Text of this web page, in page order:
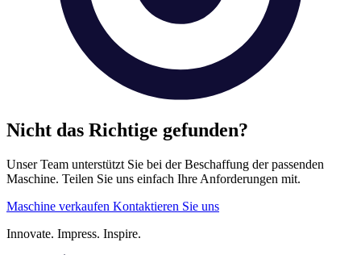
Nicht das Richtige gefunden?
Unser Team unterstützt Sie bei der Beschaffung der passenden
Maschine. Teilen Sie uns einfach Ihre Anforderungen mit.
Maschine verkaufen Kontaktieren Sie uns
Innovate. Impress. Inspire.